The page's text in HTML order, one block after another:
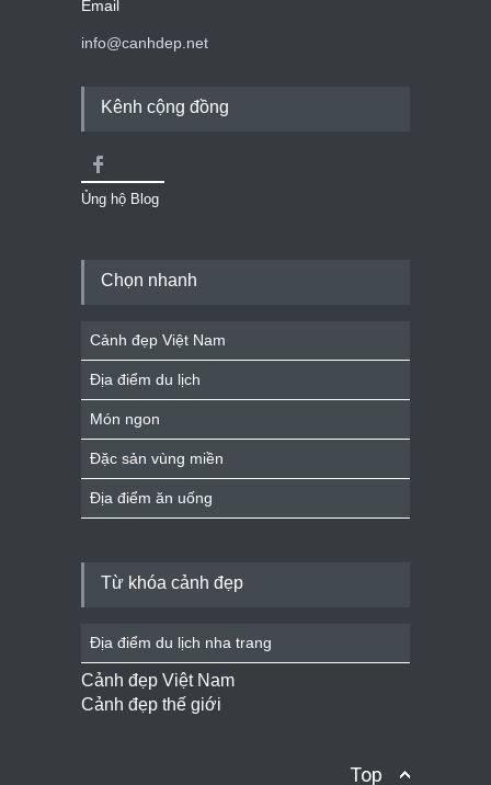
Email
info@canhdep.net
Kênh cộng đồng
Ủng hộ Blog
Chọn nhanh
Cảnh đẹp Việt Nam
Địa điểm du lịch
Món ngon
Đặc sản vùng miền
Địa điểm ăn uống
Từ khóa cảnh đẹp
Địa điểm du lịch nha trang
Cảnh đẹp Việt Nam
Cảnh đẹp thế giới
Top